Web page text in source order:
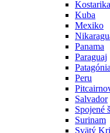
Kostarika
Kuba
Mexiko
Panama
Paraguaj
Patagónia
Peru
Salvador
Spojené
Surinam
Svätý